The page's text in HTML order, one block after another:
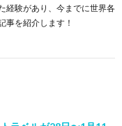
経験があり、今までに世界各
事を紹介します！